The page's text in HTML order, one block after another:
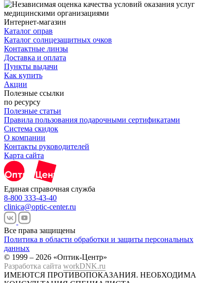
Интернет-магазин
Каталог оправ
Каталог солнцезащитных очков
Контактные линзы
Доставка и оплата
Пункты выдачи
Как купить
Акции
Полезные ссылки
по ресурсу
Полезные статьи
Правила пользования подарочными сертификатами
Система скидок
О компании
Контакты руководителей
Карта сайта
Единая справочная служба
8-800 333-43-40
clinica@optic-center.ru
Все права защищены
Политика в области обработки и защиты персональных
данных
© 1999 – 2026 «Оптик-Центр»
Разработка сайта workDNK.ru
ИМЕЮТСЯ ПРОТИВОПОКАЗАНИЯ. НЕОБХОДИМА